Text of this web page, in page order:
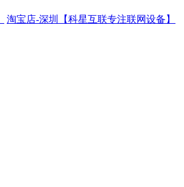
淘宝店-深圳【科星互联专注联网设备】